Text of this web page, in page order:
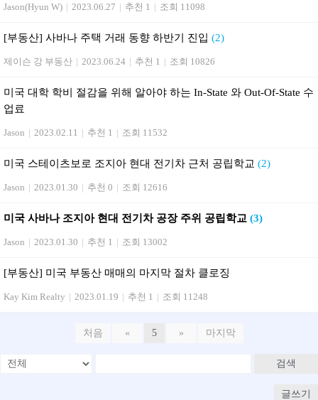
Jason(Hyun W) | 2023.06.27 | 추천 1 | 조회 11098
[부동산] 사바나 주택 거래 동향 하반기 진입 (2)
제이슨 강 부동산 | 2023.06.24 | 추천 1 | 조회 10826
미국 대학 학비 절감을 위해 알아야 하는 In-State 와 Out-Of-State 수
업료
Jason | 2023.02.11 | 추천 1 | 조회 11532
미국 스테이츠보로 조지아 현대 전기차 근처 공립학교 (2)
Jason | 2023.01.30 | 추천 0 | 조회 12616
미국 사바나 조지아 현대 전기차 공장 주위 공립학교 (3)
Jason | 2023.01.30 | 추천 1 | 조회 13002
[부동산] 미국 부동산 매매의 마지막 절차 클로징
Kay Kim Realty | 2023.01.19 | 추천 1 | 조회 11248
처음 « 5 » 마지막
검색
글쓰기